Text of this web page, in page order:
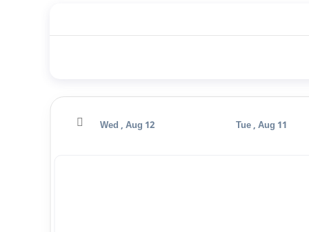
Wed , Aug 12